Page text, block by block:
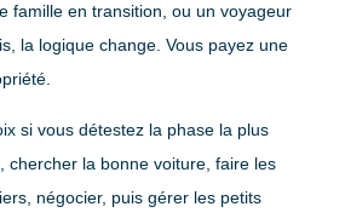
famille en transition, ou un voyageur
la logique change. Vous payez une
si vous détestez la phase la plus
chercher la bonne voiture, faire les
négocier, puis gérer les petits